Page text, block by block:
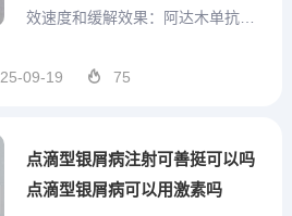
效速度和缓解效果：阿达木单抗的
好。司库奇和类克在治疗过程中的
案：司库奇和类克均为皮下注射，
25-09-19 75
点滴型银屑病注射可善挺可以吗
点滴型银屑病可以用激素吗